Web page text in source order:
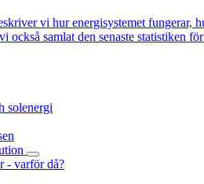
vi hur energisystemet fungerar,
också samlat den senaste statistiken
solenergi
- varför då?